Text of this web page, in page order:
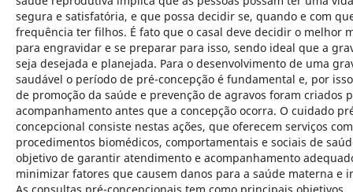
segura e satisfatória, e que possa decidir se, quando e com
frequência ter filhos. É fato que o casal deve decidir o melhor
para engravidar e se preparar para isso, sendo ideal que a
seja desejada e planejada. Para o desenvolvimento de uma
saudável o período de pré-concepção é fundamental e, por
de promoção da saúde e prevenção de agravos foram criados
acompanhamento antes que a concepção ocorra. O cuidado
concepcional consiste nestas ações, que oferecem serviços com
procedimentos biomédicos, comportamentais e sociais de
objetivo de garantir atendimento e acompanhamento
minimizar fatores que causem danos para a saúde materna e